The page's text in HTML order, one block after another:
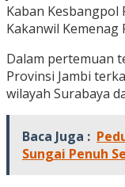
Kaban Kesbangpol
Kakanwil Kemenag
Dalam pertemuan
Provinsi Jambi
wilayah Surabaya
Baca Juga :
Sungai Penuh